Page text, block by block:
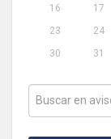
16
17
23
24
30
31